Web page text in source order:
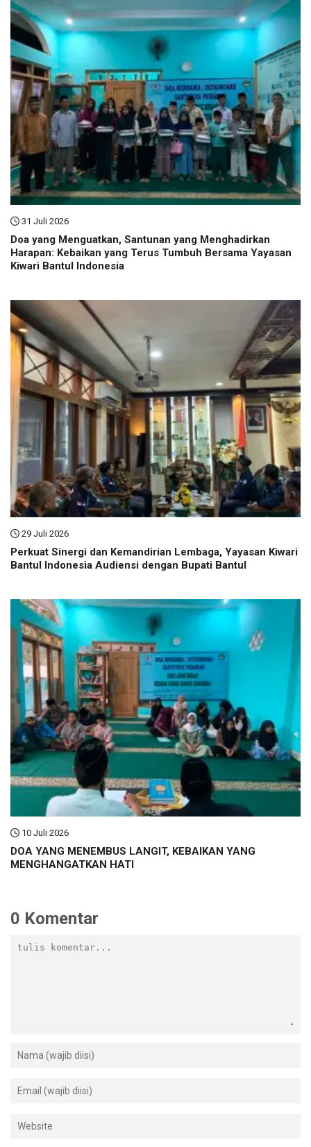
31 Juli 2026
Doa yang Menguatkan, Santunan yang Menghadirkan
Harapan: Kebaikan yang Terus Tumbuh Bersama Yayasan
Kiwari Bantul Indonesia
29 Juli 2026
Perkuat Sinergi dan Kemandirian Lembaga, Yayasan Kiwari
Bantul Indonesia Audiensi dengan Bupati Bantul
10 Juli 2026
DOA YANG MENEMBUS LANGIT, KEBAIKAN YANG
MENGHANGATKAN HATI
0 Komentar